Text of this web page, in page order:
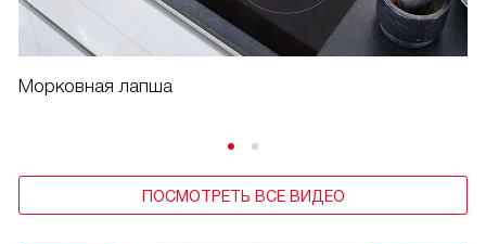
Морковная лапша
ПОСМОТРЕТЬ ВСЕ ВИДЕО